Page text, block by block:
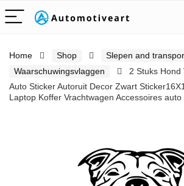
Home Shop
Slepen and
Waarschuwingsvlaggen
2 Stuks
Auto Sticker Autoruit Decor Zwart
Laptop Koffer Vrachtwagen Accessoires auto